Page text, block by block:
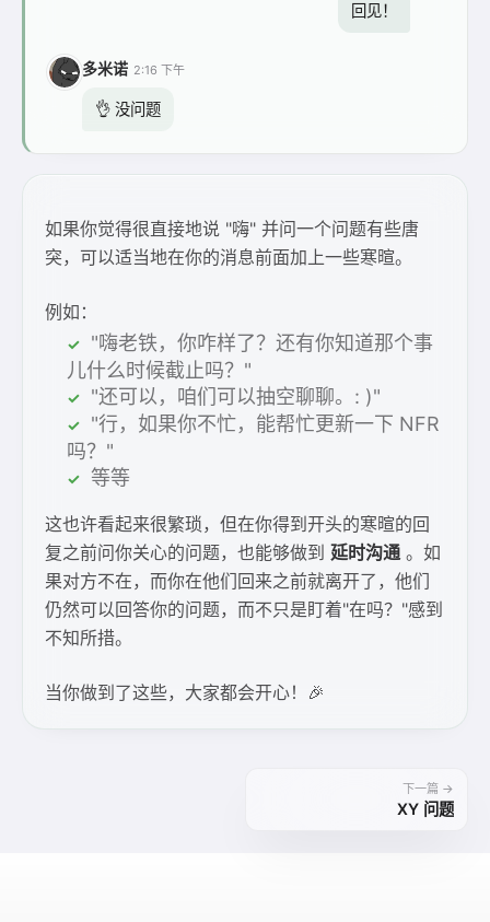
回见！
多米诺 2:16 下午
👌 没问题
如果你觉得很直接地说 "嗨" 并问一个问题有些唐
突，可以适当地在你的消息前面加上一些寒暄。
例如：
"嗨老铁，你咋样了？还有你知道那个事
儿什么时候截止吗？"
"还可以，咱们可以抽空聊聊。: )"
"行，如果你不忙，能帮忙更新一下 NFR
吗？"
等等
这也许看起来很繁琐，但在你得到开头的寒暄的回
复之前问你关心的问题，也能够做到 延时沟通。如
果对方不在，而你在他们回来之前就离开了，他们
仍然可以回答你的问题，而不只是盯着"在吗？"感到
不知所措。
当你做到了这些，大家都会开心！🎉
下一篇 →
XY 问题